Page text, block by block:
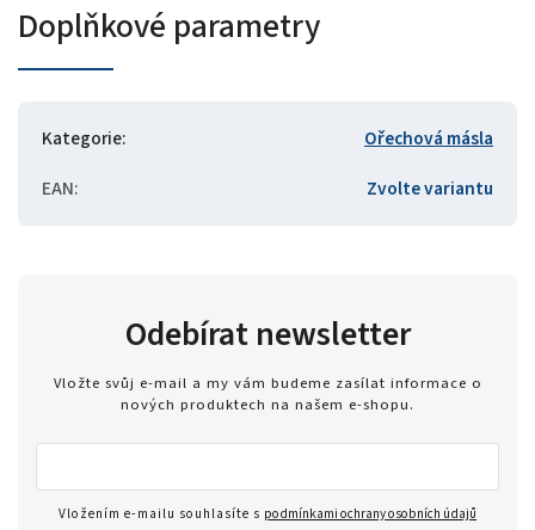
Doplňkové parametry
Kategorie:
Ořechová másla
EAN: Zvolte variantu
Odebírat newsletter
Vložte svůj e-mail a my vám budeme zasílat informace o
nových produktech na našem e-shopu.
Vložením e-mailu souhlasíte s podmínkami ochrany osobních údajů